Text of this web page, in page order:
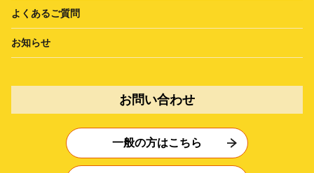
よくあるご質問
お知らせ
お問い合わせ
一般の方はこちら